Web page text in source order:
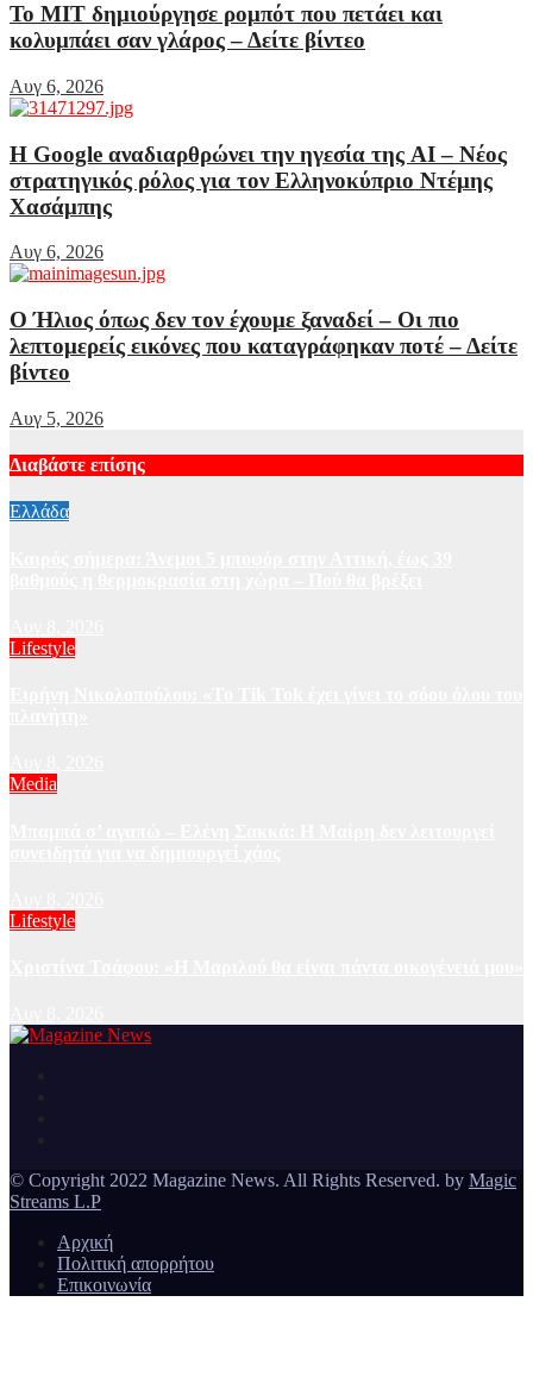
Το MIT δημιούργησε ρομπότ που πετάει και
κολυμπάει σαν γλάρος – Δείτε βίντεο
Αυγ 6, 2026
Η Google αναδιαρθρώνει την ηγεσία της AI – Νέος
στρατηγικός ρόλος για τον Ελληνοκύπριο Ντέμης
Χασάμπης
Αυγ 6, 2026
Ο Ήλιος όπως δεν τον έχουμε ξαναδεί – Οι πιο
λεπτομερείς εικόνες που καταγράφηκαν ποτέ – Δείτε
βίντεο
Αυγ 5, 2026
Διαβάστε επίσης
Ελλάδα
Lifestyle
Media
Lifestyle
© Copyright 2022 Magazine News. All Rights Reserved. by Magic
Streams L.P
Αρχική
Πολιτική απορρήτου
Επικοινωνία